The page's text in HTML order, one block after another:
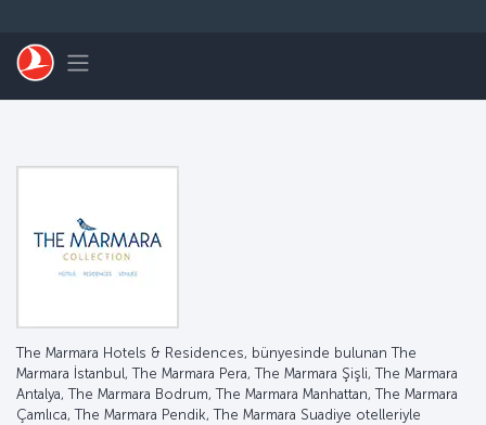
Toggle navigation
The Marmara Hotels & Residences, bünyesinde bulunan The
Marmara İstanbul, The Marmara Pera, The Marmara Şişli, The Marmara
Antalya, The Marmara Bodrum, The Marmara Manhattan, The Marmara
Çamlıca, The Marmara Pendik, The Marmara Suadiye otelleriyle